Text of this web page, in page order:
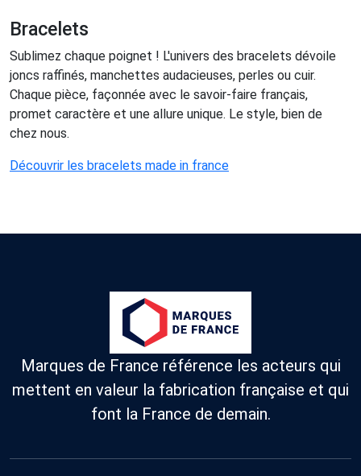
Bracelets
Sublimez chaque poignet ! L'univers des bracelets dévoile
joncs raffinés, manchettes audacieuses, perles ou cuir.
Chaque pièce, façonnée avec le savoir-faire français,
promet caractère et une allure unique. Le style, bien de
chez nous.
Découvrir les bracelets made in france
Marques de France référence les acteurs qui
mettent en valeur la fabrication française et qui
font la France de demain.